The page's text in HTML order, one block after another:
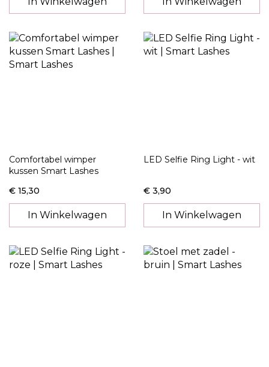
Comfortabel wimper
kussen Smart Lashes
€ 15,30
In Winkelwagen
LED Selfie Ring Light - wit
€ 3,90
In Winkelwagen